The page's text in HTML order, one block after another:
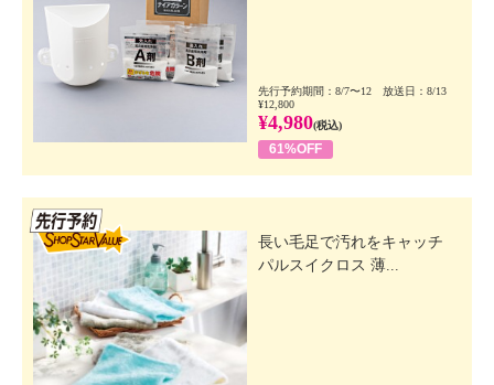
先行予約期間：8/7〜12 放送日：8/13
¥12,800
¥4,980(税込)
61%OFF
長い毛足で汚れをキャッチ
パルスイクロス 薄...